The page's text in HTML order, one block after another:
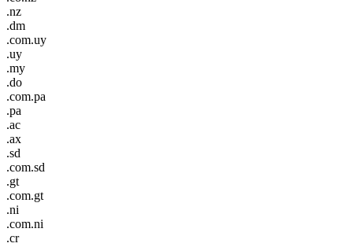
.nz
.dm
.com.uy
.uy
.my
.do
.com.pa
.pa
.ac
.ax
.sd
.com.sd
.gt
.com.gt
.ni
.com.ni
.cr